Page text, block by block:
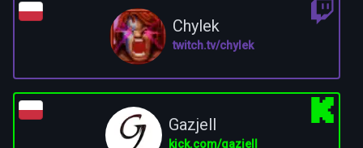
Chylek
twitch.tv/chylek
Gazjell
kick.com/gazjell